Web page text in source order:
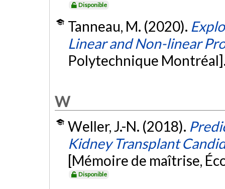
Disponible
Tanneau, M. (2020).
Linear and Non-linear
Polytechnique
W
Weller, J.-N. (2018).
Kidney Transplant
[Mémoire de maîtrise,
Disponible